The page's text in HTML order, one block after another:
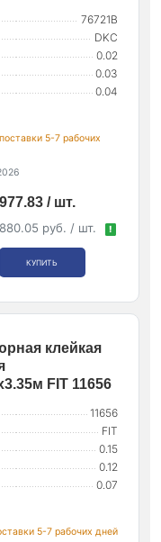
76721B
DKC
0.02
0.03
0.04
5-7 рабочих
977.83 / шт.
880.05 руб. / шт. !
КУПИТЬ
клейкая
FIT 11656
11656
FIT
0.15
0.12
0.07
5-7 рабочих дней